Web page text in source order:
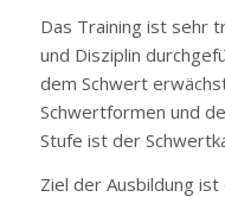
Das Training ist sehr
und Disziplin
dem Schwert
Schwertformen und
Stufe ist der
Ziel der Ausbildung